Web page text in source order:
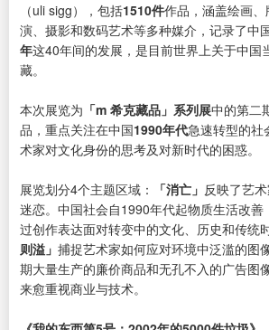
（uli sigg），包括1510件作品，涵盖绘画
演、摄影和数码艺术等多种媒介，记录了中
年这40年间的发展，是目前世界上关于中国
藏。
本次展览为 「m 希克藏品」系列展中的第二
品，重点关注在中国1990年代急速转型的社
术家对文化身份的思考及对新时代的困惑。
展览划分4个主题区域： 「消亡」 反映了艺
迷恋。中国社会自1990年代起物质生活改善
过创作表达面对转变中的文化、历史和传统
则溢」 捕捉艺术家如何应对环境中泛滥的图
期大量生产的廉价商品和无孔不入的广告图
来愈重视商业与技术。